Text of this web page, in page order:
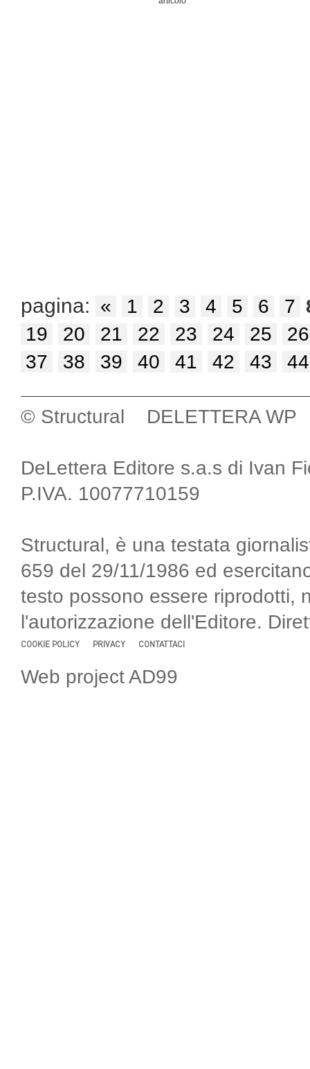
pagina: « 1 2 3 4 5 6 7
19
20 21 22 23 24 25
26
37
38 39 40 41 42 43 44
© Structural DELETTERA WP
DeLettera Editore s.a.s di Ivan
P.IVA. 10077710159
Structural, è una testata
659 del 29/11/1986 ed
testo possono essere riprodotti,
l'autorizzazione dell'Editore.
COOKIE POLICY PRIVACY CONTATTACI
Web project AD99